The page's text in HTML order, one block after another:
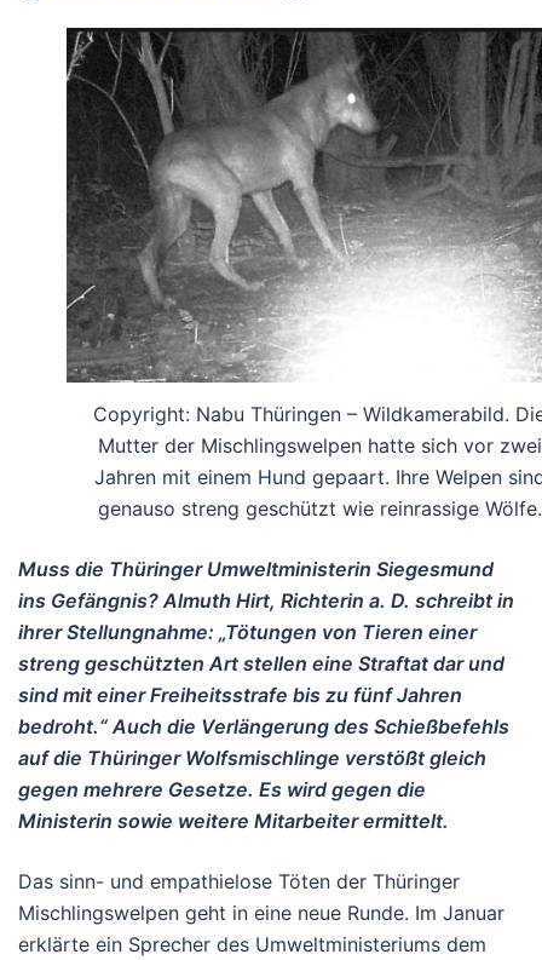
Copyright: Nabu Thüringen – Wildkamerabild.
Mutter der Mischlingswelpen hatte sich vor zwei
Jahren mit einem Hund gepaart. Ihre Welpen
genauso streng geschützt wie reinrassige Wölfe.
Muss die Thüringer Umweltministerin Siegesmund
ins Gefängnis? Almuth Hirt, Richterin a. D. schreibt in
ihrer Stellungnahme: „Tötungen von Tieren einer
streng geschützten Art stellen eine Straftat dar und
sind mit einer Freiheitsstrafe bis zu fünf Jahren
bedroht.“ Auch die Verlängerung des Schießbefehls
auf die Thüringer Wolfsmischlinge verstößt gleich
gegen mehrere Gesetze. Es wird gegen die
Ministerin sowie weitere Mitarbeiter ermittelt.
Das sinn- und empathielose Töten der Thüringer
Mischlingswelpen geht in eine neue Runde. Im Januar
erklärte ein Sprecher des Umweltministeriums dem